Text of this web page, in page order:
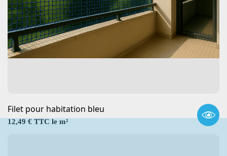
Filet pour habitation bleu
Prix
12,49 € TTC le m²